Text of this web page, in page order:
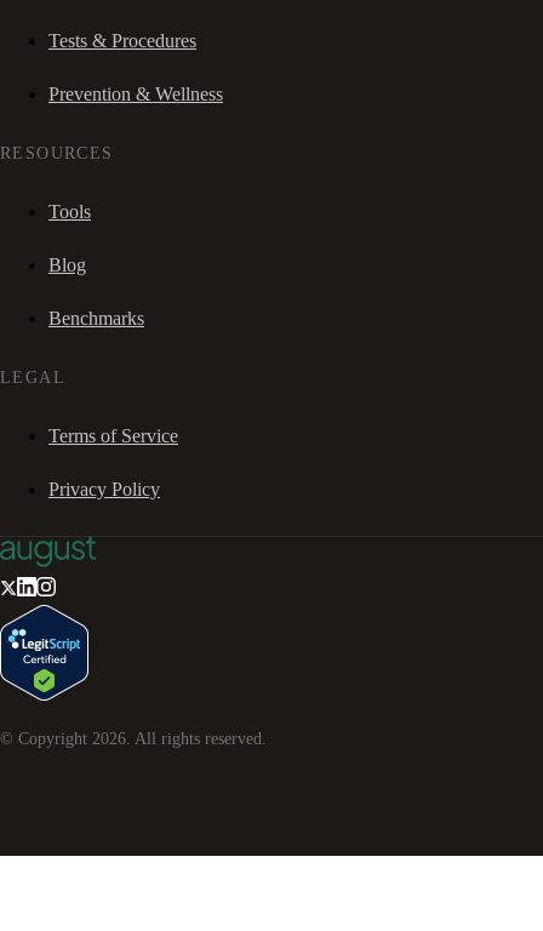
Tests & Procedures
Prevention & Wellness
RESOURCES
Tools
Blog
Benchmarks
LEGAL
Terms of Service
Privacy Policy
© Copyright 2026 . All rights reserved.